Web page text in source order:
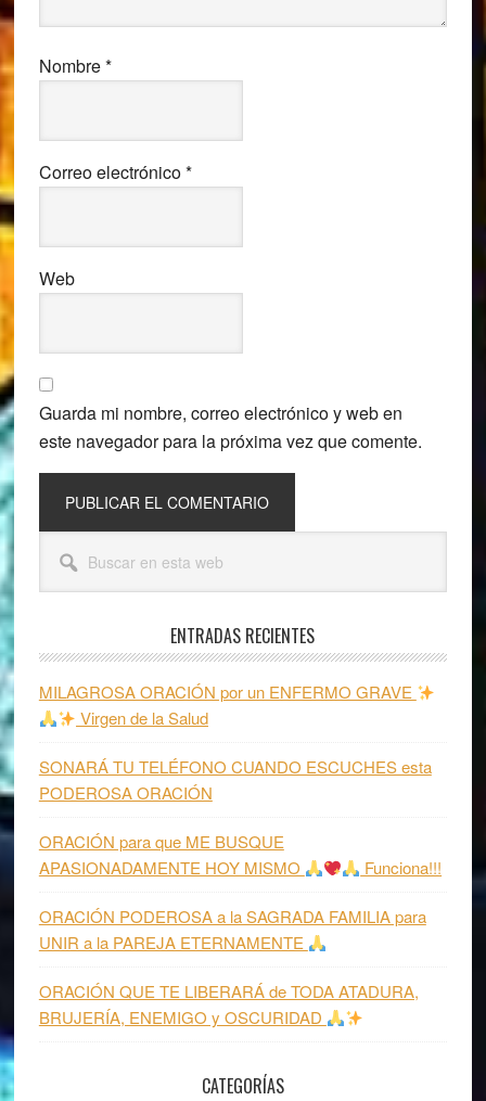
Nombre*
Correo electrónico*
Web
Guarda mi nombre, correo electrónico y web en
este navegador para la próxima vez que comente.
Barra
lateral
esta
ENTRADAS RECIENTES
MILAGROSA ORACIÓN por un ENFERMO GRAVE
Virgen de la Salud
SONARÁ TU TELÉFONO CUANDO ESCUCHES esta
PODEROSA ORACIÓN
ORACIÓN para que ME BUSQUE
APASIONADAMENTE HOY MISMO
Funciona!!!
ORACIÓN PODEROSA a la SAGRADA FAMILIA para
UNIR a la PAREJA ETERNAMENTE
ORACIÓN QUE TE LIBERARÁ de TODA ATADURA,
BRUJERÍA, ENEMIGO y OSCURIDAD
CATEGORÍAS